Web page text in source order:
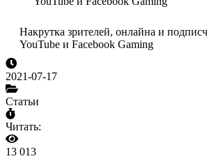
Накрутка зрителей, онлайна и
YouTube и Facebook Gaming
2021-07-17
Статьи
Читать:
13 013